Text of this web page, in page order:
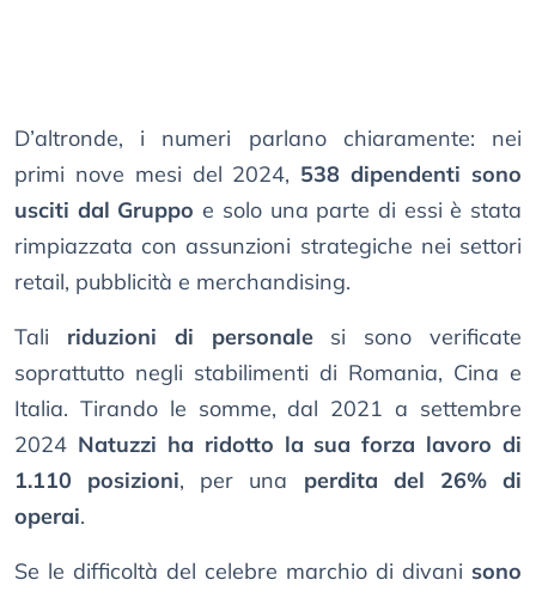
D’altronde, i numeri parlano chiaramente: nei
primi nove mesi del 2024, 538 dipendenti sono
usciti dal Gruppo e solo una parte di essi è stata
rimpiazzata con assunzioni strategiche nei settori
retail, pubblicità e merchandising.
Tali riduzioni di personalesi sono verificate
soprattutto negli stabilimenti di Romania, Cina e
Italia. Tirando le somme, dal 2021 a settembre
2024 Natuzzi ha ridotto la sua forza lavoro di
1.110 posizioni, per una perdita del 26% di
operai.
Se le difficoltà del celebre marchio di divani sono